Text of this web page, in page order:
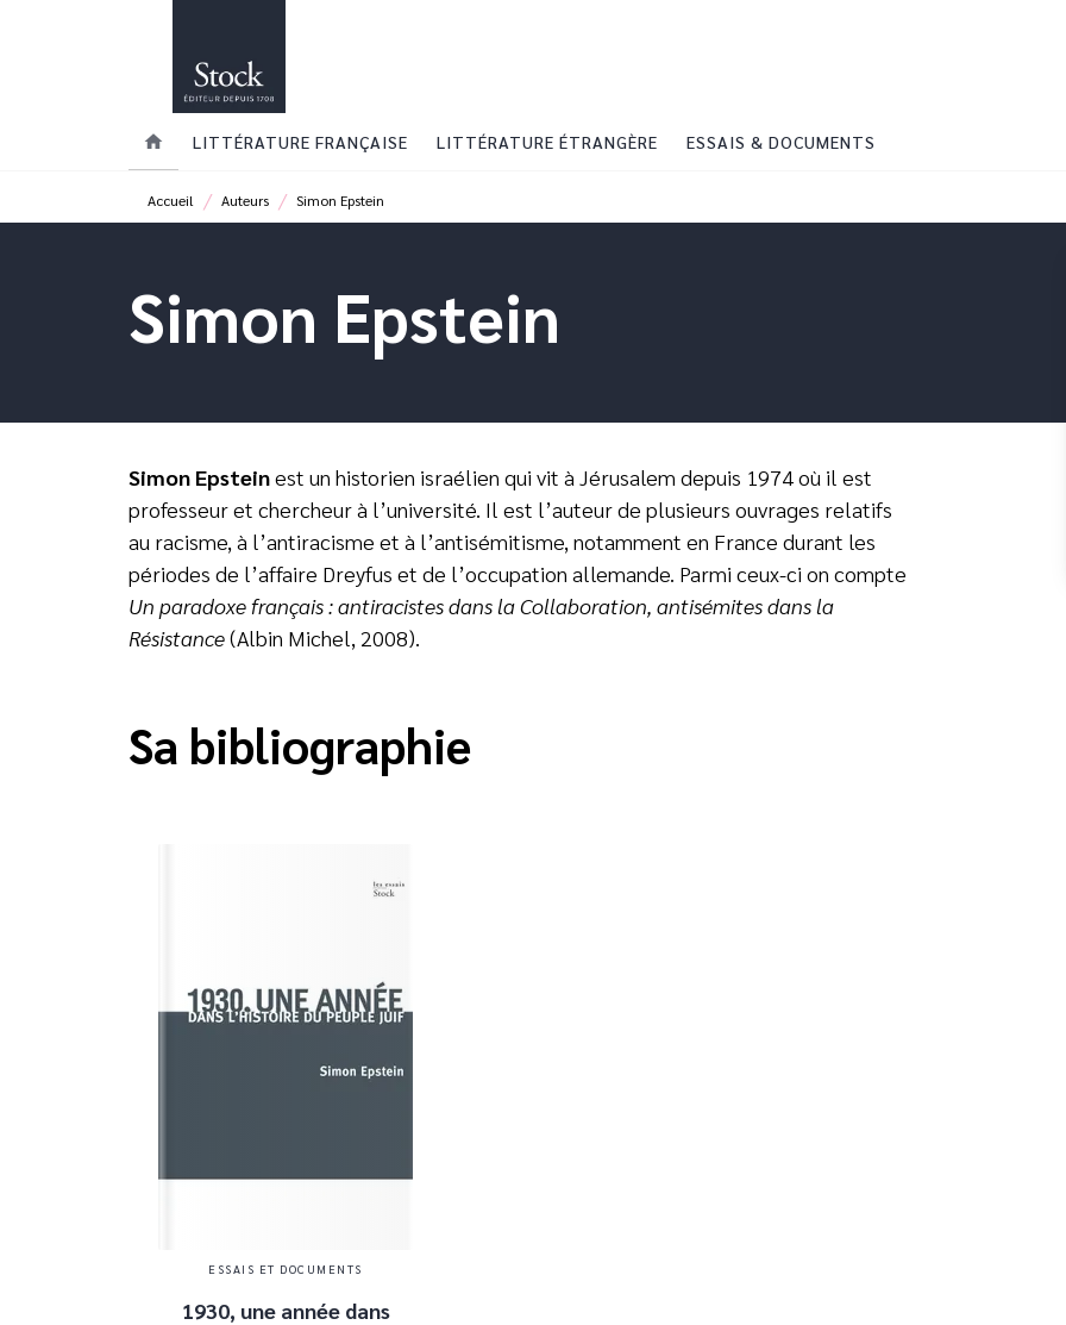
home LITTÉRATURE FRANÇAISE LITTÉRATURE ÉTRANGÈRE ESSAIS & DOCUMENTS
Accueil / Auteurs / Simon Epstein
Simon Epstein
Simon Epsteinest un historien israélien qui vit à Jérusalem depuis 1974 où il est
professeur et chercheur à l’université. Il est l’auteur de plusieurs ouvrages relatifs
au racisme, à l’antiracisme et à l’antisémitisme, notamment en France durant les
périodes de l’affaire Dreyfus et de l’occupation allemande. Parmi ceux-ci on compte
Un paradoxe français : antiracistes dans la Collaboration, antisémites dans la
Résistance(Albin Michel, 2008).
Sa bibliographie
ESSAIS ET DOCUMENTS
1930, une année dans